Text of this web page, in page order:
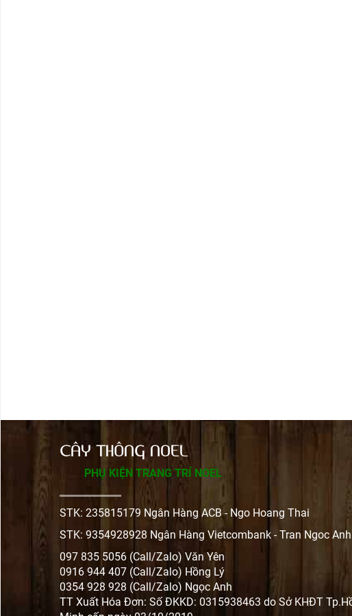
CÂY THÔNG NOEL
PHỤ KIỆN TRANG TRÍ NOEL
STK: 235815179 Ngân Hàng ACB - Ngo Hoang Thai
STK: 9354928928 Ngân Hàng Vietcombank - Tran Ngoc Anh
097 835 5056 (Call/Zalo) Văn Yên
0916 944 407 (Call/Zalo) Hồng Lý
0354 928 928 (Call/Zalo) Ngọc Anh
TT Xuất Hóa Đơn: Số ĐKKD: 0315938463 do Sở KHĐT